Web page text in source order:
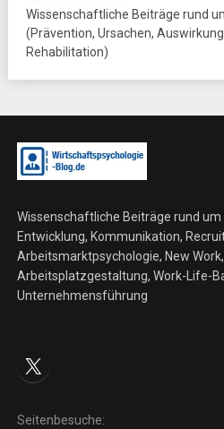
Wissenschaftliche Beiträge rund
(Prävention, Ursachen,
Rehabilitation)
Wissenschaftliche Beiträge rund um
Entwicklung, Kommunikation,
Arbeitsmarktpsychologie, New
Arbeitsplatzgestaltung, Work-Life-
Unternehmensführung
X
Seitenbesuche: